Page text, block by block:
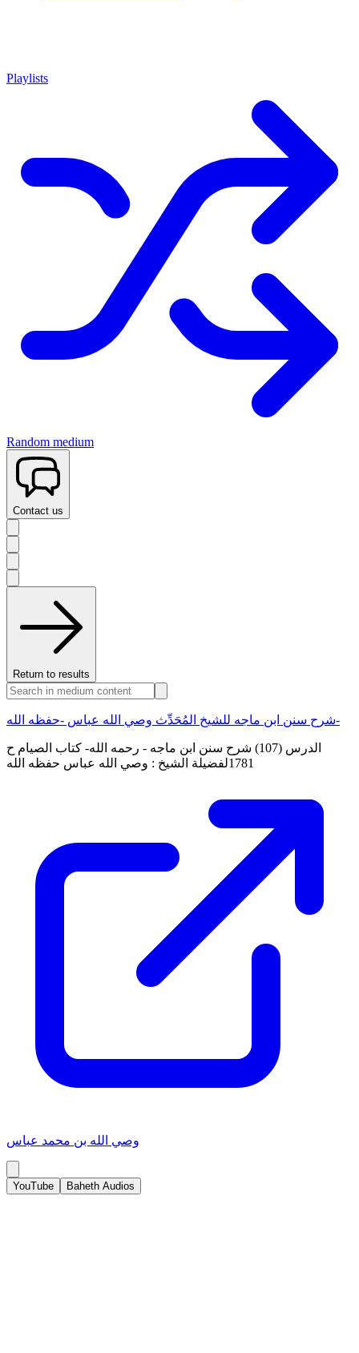
Playlists
Random medium
Contact us
Return to results
شرح سنن ابن ماجه للشيخ المُحَدِّث وصي الله عباس -حفظه الله-
الدرس (107) شرح سنن ابن ماجه - رحمه الله- كتاب الصيام ح
1781لفضيلة الشيخ : وصي الله عباس حفظه الله
وصي الله بن محمد عباس
YouTube Baheth Audios